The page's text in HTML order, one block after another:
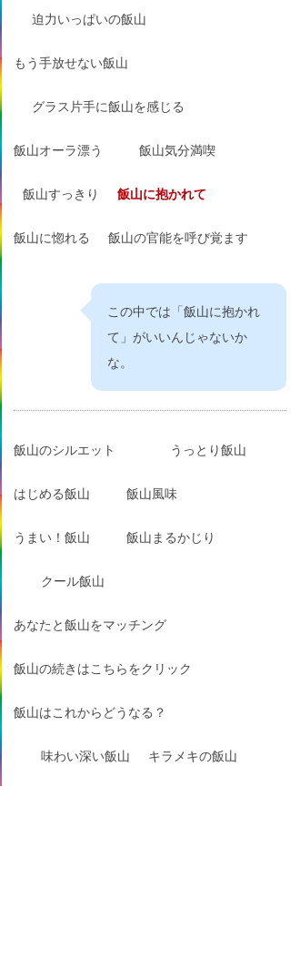
迫力いっぱいの飯山
もう手放せない飯山
グラス片手に飯山を感じる
飯山オーラ漂う 飯山気分満喫
飯山すっきり 飯山に抱かれて
飯山に惚れる 飯山の官能を呼び覚ます
この中では「飯山に抱かれ
て」がいいんじゃないか
な。
飯山のシルエット うっとり飯山
はじめる飯山 飯山風味
うまい！飯山 飯山まるかじり
クール飯山
あなたと飯山をマッチング
飯山の続きはこちらをクリック
飯山はこれからどうなる？
味わい深い飯山 キラメキの飯山